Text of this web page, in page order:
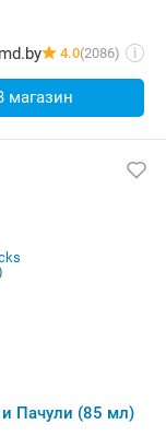
4.0(2086) i
магазин
Пачули (85 мл)